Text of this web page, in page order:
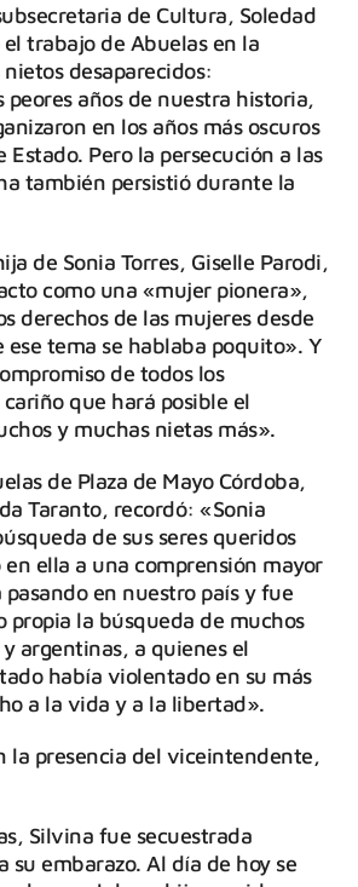
de Cultura, Soledad
trabajo de Abuelas en la
desaparecidos:
años de nuestra historia,
en los años más oscuros
Pero la persecución a las
también persistió durante la
de Sonia Torres, Giselle Parodi,
como una «mujer pionera»,
derechos de las mujeres desde
tema se hablaba poquito». Y
de todos los
cariño que hará posible el
y muchas nietas más».
de Plaza de Mayo Córdoba,
Taranto, recordó: «Sonia
de sus seres queridos
ella a una comprensión mayor
en nuestro país y fue
propia la búsqueda de muchos
argentinas, a quienes el
había violentado en su más
a la vida y a la libertad».
la presencia del viceintendente,
Silvina fue secuestrada
su embarazo. Al día de hoy se